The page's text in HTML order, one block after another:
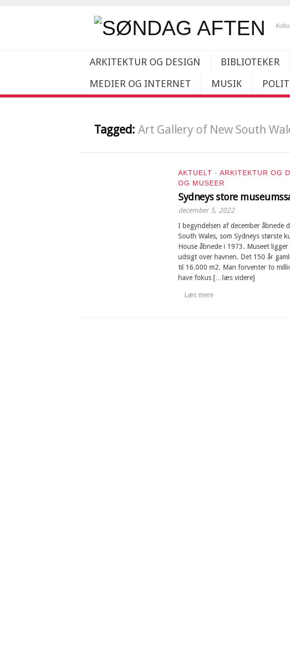
ARKITEKTUR OG DESIGN BIBLIOTEKER
MEDIER OG INTERNET
MUSIK
Tagged: Art Gallery of New South
AKTUELT · ARKITEKTUR OG
OG MUSEER
Sydneys store
december 5, 2022
I begyndelsen af december åbnede
South Wales, som Sydneys største
House åbnede i 1973. Museet
udsigt over havnen. Det 150 år
til 16.000 m2. Man forventer to
have fokus […læs videre]
Læs mere